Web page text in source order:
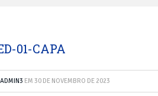
01-CAPA
EM 30 DE NOVEMBRO DE 2023